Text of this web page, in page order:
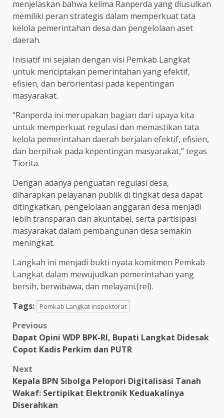
menjelaskan bahwa kelima Ranperda yang diusulkan
memiliki peran strategis dalam memperkuat tata
kelola pemerintahan desa dan pengelolaan aset
daerah.
Inisiatif ini sejalan dengan visi Pemkab Langkat
untuk menciptakan pemerintahan yang efektif,
efisien, dan berorientasi pada kepentingan
masyarakat.
“Ranperda ini merupakan bagian dari upaya kita
untuk memperkuat regulasi dan memastikan tata
kelola pemerintahan daerah berjalan efektif, efisien,
dan berpihak pada kepentingan masyarakat,” tegas
Tiorita.
Dengan adanya penguatan regulasi desa,
diharapkan pelayanan publik di tingkat desa dapat
ditingkatkan, pengelolaan anggaran desa menjadi
lebih transparan dan akuntabel, serta partisipasi
masyarakat dalam pembangunan desa semakin
meningkat.
Langkah ini menjadi bukti nyata komitmen Pemkab
Langkat dalam mewujudkan pemerintahan yang
bersih, berwibawa, dan melayani.(rel).
Tags:
Pemkab Langkat inspektorat
Post
navigation
Previous
Dapat Opini WDP BPK-RI, Bupati Langkat Didesak
Copot Kadis Perkim dan PUTR
Next
Kepala BPN Sibolga Pelopori Digitalisasi Tanah
Wakaf: Sertipikat Elektronik Keduakalinya
Diserahkan